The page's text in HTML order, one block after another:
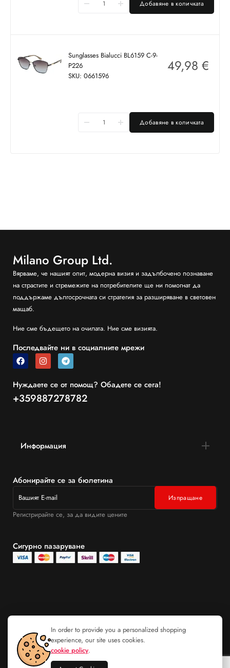
Добавяне в количката
Sunglasses Bialucci BL6159 C-9-
P226
SKU: 0661596
49,98 €
Добавяне в количката
Milano Group Ltd.
Вярваме, че нашият опит, модерна визия и задълбочено познаване
на страстите и стремежите на потребителите ще ни помогнат да
поддържаме дългосрочната си стратегия за разширяване в световен
мащаб.
Ние сме бъдещето на очилата. Ние сме визията.
Последвайте ни в социалните мрежи
Нуждаете се от помощ? Обадете се сега!
+359887278782
Информация
Абонирайте се за бюлетина
Регистрирайте се, за да видите цените
Сигурно пазаруване
In order to provide you a personalized shopping
experience, our site uses cookies.
cookie policy.